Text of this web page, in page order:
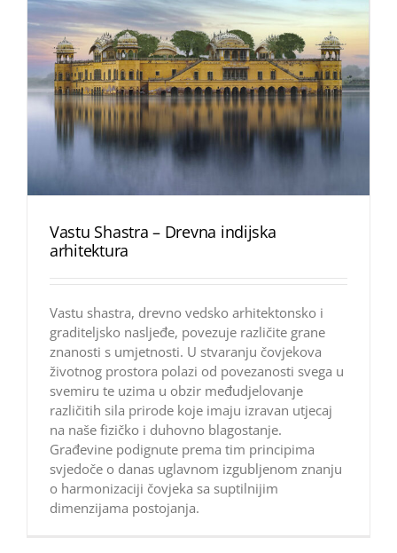
Vastu Shastra – Drevna indijska
arhitektura
Vastu shastra, drevno vedsko arhitektonsko i
graditeljsko nasljeđe, povezuje različite grane
znanosti s umjetnosti. U stvaranju čovjekova
životnog prostora polazi od povezanosti svega u
svemiru te uzima u obzir međudjelovanje
različitih sila prirode koje imaju izravan utjecaj
na naše fizičko i duhovno blagostanje.
Građevine podignute prema tim principima
svjedoče o danas uglavnom izgubljenom znanju
o harmonizaciji čovjeka sa suptilnijim
dimenzijama postojanja.